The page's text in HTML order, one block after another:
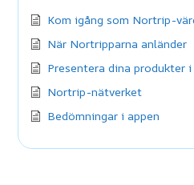
Kom igång som Nortrip-
När Nortripparna anländer
Presentera dina produkter
Nortrip-nätverket
Bedömningar i appen